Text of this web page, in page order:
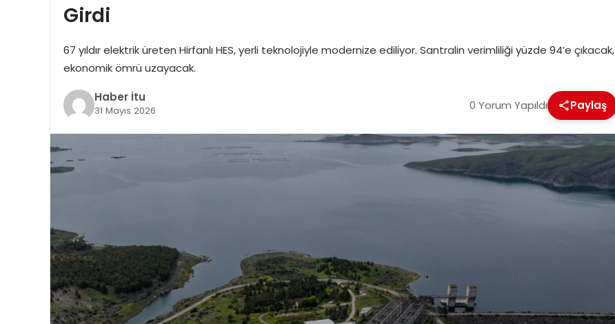
Girdi
67 yıldır elektrik üreten Hirfanlı HES, yerli teknolojiyle modernize ediliyor. Santralin verimliliği yüzde 94’e çıkacak,
ekonomik ömrü uzayacak.
Haber İtu
31 Mayıs 2026 0 Yorum Yapıldı Paylaş